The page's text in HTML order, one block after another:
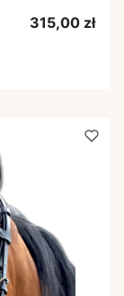
Cena
315,00 zł